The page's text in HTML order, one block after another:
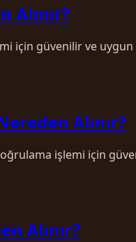
Alınır?
için güvenilir ve
Alınır?
işlemi için
Alınır?